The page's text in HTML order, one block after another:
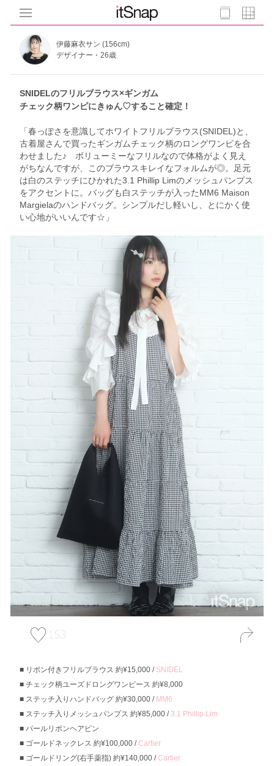
伊藤麻衣サン (156cm)
デザイナー・26歳
SNIDELのフリルブラウス×ギンガム
チェック柄ワンピにきゅん♡すること確定！
「春っぽさを意識してホワイトフリルブラウス(SNIDEL)と、
古着屋さんで買ったギンガムチェック柄のロングワンピを合
わせました♪ ボリューミーなフリルなので体格がよく見え
がちなんですが、このブラウスキレイなフォルムが◎。足元
は白のステッチにひかれた3.1 Phillip Limのメッシュパンプス
をアクセントに。バッグも白ステッチが入ったMM6 Maison
Margielaのハンドバッグ。シンプルだし軽いし、とにかく使
い心地がいいんです☆」
153
リボン付きフリルブラウス 約¥15,000 / SNIDEL
チェック柄ユーズドロングワンピース 約¥8,000
ステッチ入りハンドバッグ 約¥30,000 / MM6
ステッチ入りメッシュパンプス 約¥85,000 / 3.1 Phillip Lim
パールリボンヘアピン
ゴールドネックレス 約¥100,000 /Cartier
ゴールドリング(右手薬指) 約¥140,000 /Cartier